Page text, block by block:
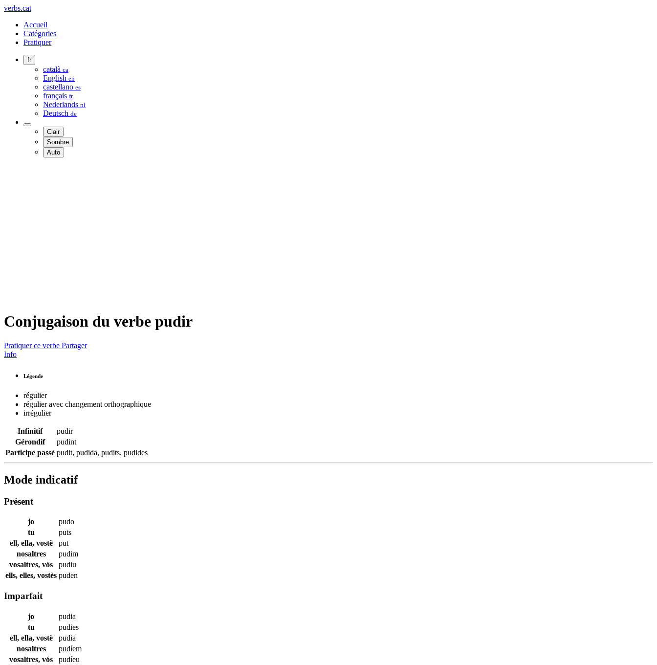
verbs.cat
Accueil
Catégories
Pratiquer
fr
català ca
English en
castellano es
français fr
Nederlands nl
Deutsch de
Clair
Sombre
Auto
Conjugaison du verbe pudir
Pratiquer ce verbe Partager
Info
Légende
régulier
régulier avec changement orthographique
irrégulier
Infinitif
pudir
Gérondif
pudint
Participe passé pudit, pudida, pudits, pudides
Mode indicatif
Présent
jo
pudo
tu
puts
ell, ella, vostè
put
nosaltres
pudim
vosaltres, vós
pudiu
ells, elles, vostès puden
Imparfait
jo
pudia
tu
pudies
ell, ella, vostè
pudia
nosaltres
pudíem
vosaltres, vós
pudíeu